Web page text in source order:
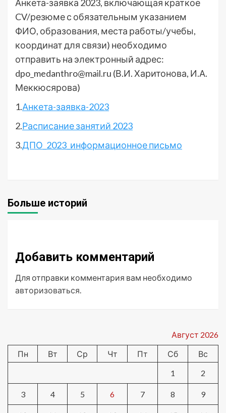
Анкета-заявка 2023, включающая краткое
CV/резюме с обязательным указанием
ФИО, образования, места работы/учебы,
координат для связи) необходимо
отправить на электронный адрес:
dpo_medanthro@mail.ru (В.И. Харитонова, И.А.
Меккюсярова)
1.Анкета-заявка-2023
2.Расписание занятий 2023
3.ДПО_2023_информационное письмо
Больше историй
Добавить комментарий
Для отправки комментария вам необходимо
авторизоваться.
Август 2026
Пн
Вт Ср Чт Пт Сб
Вс
1
2
3 4 5 6 7 8 9